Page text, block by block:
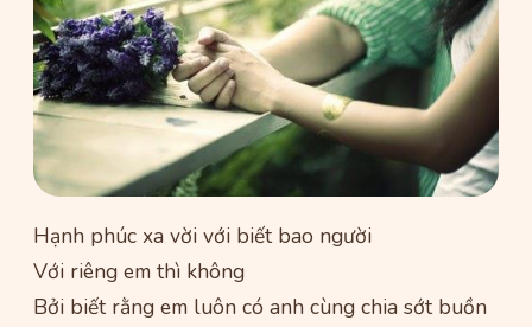
Hạnh phúc xa vời với biết bao người
Với riêng em thì không
Bởi biết rằng em luôn có anh cùng chia sớt buồn